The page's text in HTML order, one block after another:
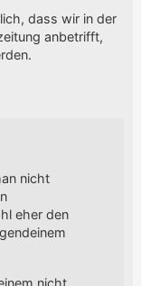
dass wir in der
anbetrifft,
nicht
eher den